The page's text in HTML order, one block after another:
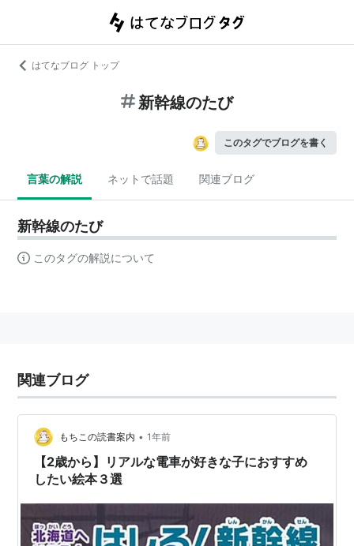
はてなブログ トップ
新幹線のたび
このタグでブログを書く
言葉の解説 ネットで話題 関連ブログ
新幹線のたび
このタグの解説について
関連ブログ
もちこの読書案内 • 1年前
【2歳から】リアルな電車が好きな子におすすめ
したい絵本３選